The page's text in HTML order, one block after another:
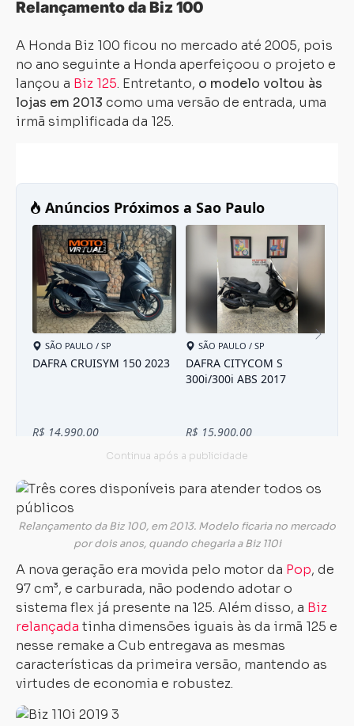
Relançamento da Biz 100
A Honda Biz 100 ficou no mercado até 2005, pois
no ano seguinte a Honda aperfeiçoou o projeto e
lançou a Biz 125. Entretanto, o modelo voltou às
lojas em 2013 como uma versão de entrada, uma
irmã simplificada da 125.
Relançamento da Biz 100, em 2013. Modelo ficaria no mercado
por dois anos, quando chegaria a Biz 110i
A nova geração era movida pelo motor da Pop, de
97 cm³, e carburada, não podendo adotar o
sistema flex já presente na 125. Além disso, a Biz
relançada tinha dimensões iguais às da irmã 125 e
nesse remake a Cub entregava as mesmas
características da primeira versão, mantendo as
virtudes de economia e robustez.